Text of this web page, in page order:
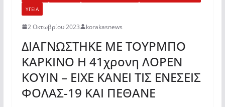
ΥΓΕΙΑ
2 Οκτωβρίου 2023 korakasnews
ΔΙΑΓΝΩΣΤΗΚΕ ΜΕ ΤΟΥΡΜΠΟ
ΚΑΡΚΙΝΟ Η 41χρονη ΛΟΡΕΝ
ΚΟΥΙΝ – ΕΙΧΕ ΚΑΝΕΙ ΤΙΣ ΕΝΕΣΕΙΣ
ΦΟΛΑΣ-19 ΚΑΙ ΠΕΘΑΝΕ